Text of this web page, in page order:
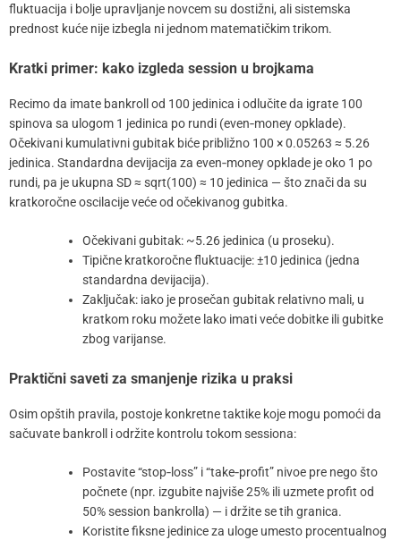
fluktuacija i bolje upravljanje novcem su dostižni, ali sistemska
prednost kuće nije izbegla ni jednom matematičkim trikom.
Kratki primer: kako izgleda session u brojkama
Recimo da imate bankroll od 100 jedinica i odlučite da igrate 100
spinova sa ulogom 1 jedinica po rundi (even‑money opklade).
Očekivani kumulativni gubitak biće približno 100 × 0.05263 ≈ 5.26
jedinica. Standardna devijacija za even‑money opklade je oko 1 po
rundi, pa je ukupna SD ≈ sqrt(100) ≈ 10 jedinica — što znači da su
kratkoročne oscilacije veće od očekivanog gubitka.
Očekivani gubitak: ~5.26 jedinica (u proseku).
Tipične kratkoročne fluktuacije: ±10 jedinica (jedna
standardna devijacija).
Zaključak: iako je prosečan gubitak relativno mali, u
kratkom roku možete lako imati veće dobitke ili gubitke
zbog varijanse.
Praktični saveti za smanjenje rizika u praksi
Osim opštih pravila, postoje konkretne taktike koje mogu pomoći da
sačuvate bankroll i održite kontrolu tokom sessiona:
Postavite “stop‑loss” i “take‑profit” nivoe pre nego što
počnete (npr. izgubite najviše 25% ili uzmete profit od
50% session bankrolla) — i držite se tih granica.
Koristite fiksne jedinice za uloge umesto procentualnog